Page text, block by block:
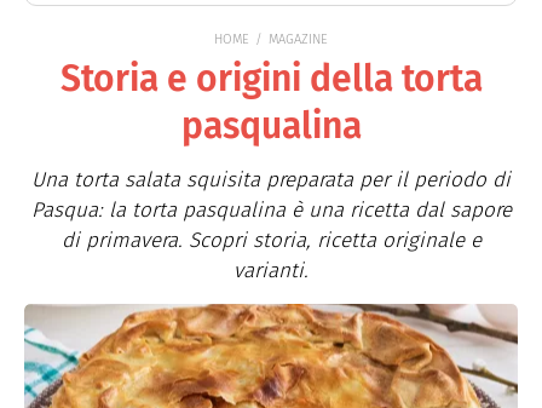
HOME MAGAZINE
Storia e origini della torta
pasqualina
Una torta salata squisita preparata per il periodo di
Pasqua: la torta pasqualina è una ricetta dal sapore
di primavera. Scopri storia, ricetta originale e
varianti.